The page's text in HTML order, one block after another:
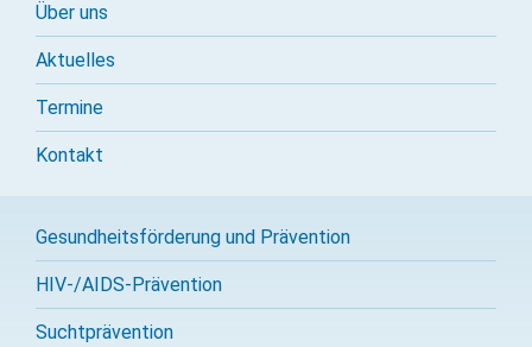
Über uns
Aktuelles
Termine
Kontakt
Gesundheitsförderung und Prävention
HIV-/AIDS-Prävention
Sucht­prävention